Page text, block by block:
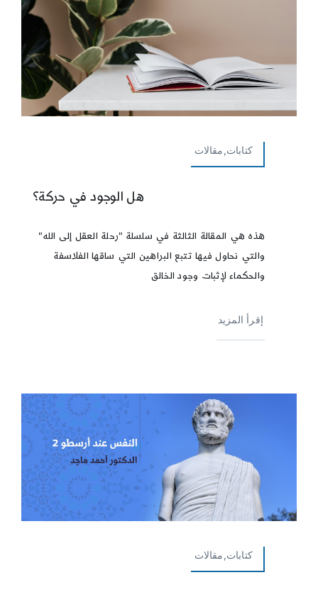
كتابات,مقالات
هل الوجود في حركة؟
هذه هي المقالة الثالثة في سلسلة "رحلة العقل إلى الله"
والتي نحاول فيها تتبع البراهين التي ساقها الفلاسفة
والحكماء لإثبات وجود الخالق
إقرأ المزيد
كتابات,مقالات